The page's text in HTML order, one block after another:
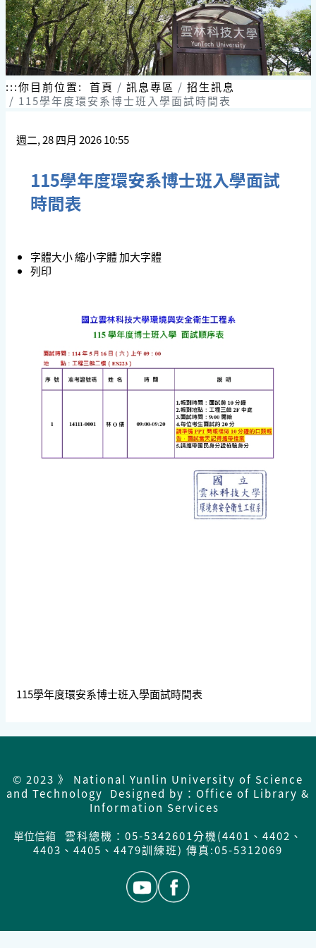
:::你目前位置: 首頁 訊息專區
招生訊息
115學年度環安系博士班入學面試時間表
週二, 28 四月 2026 10:55
115學年度環安系博士班入學面試
時間表
字體大小縮小字體加大字體
列印
115學年度環安系博士班入學面試時間表
© 2023 》 National Yunlin University of Science
and Technology Designed by：Office of Library &
Information Services
單位信箱
雲科總機：05-5342601分機(4401、4402、
4403、4405、4479訓練班) 傳真:05-5312069